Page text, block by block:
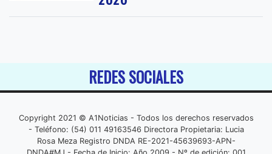
REDES SOCIALES
Copyright 2021 © A1Noticias - Todos los derechos reservados
- Teléfono: (54) 011 49163546 Directora Propietaria: Lucia
Rosa Meza Registro DNDA RE-2021-45639693-APN-